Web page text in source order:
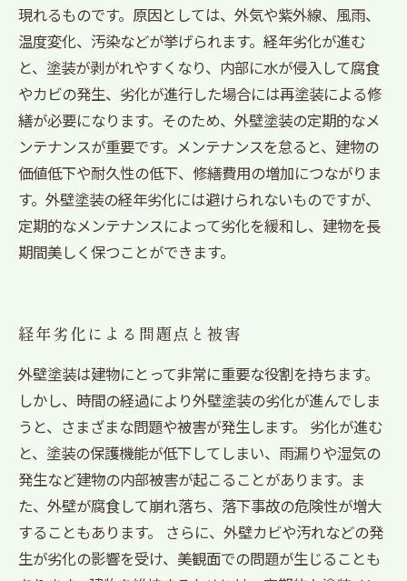
現れるものです。原因としては、外気や紫外線、風雨、
温度変化、汚染などが挙げられます。経年劣化が進む
と、塗装が剥がれやすくなり、内部に水が侵入して腐食
やカビの発生、劣化が進行した場合には再塗装による修
繕が必要になります。そのため、外壁塗装の定期的なメ
ンテナンスが重要です。メンテナンスを怠ると、建物の
価値低下や耐久性の低下、修繕費用の増加につながりま
す。外壁塗装の経年劣化には避けられないものですが、
定期的なメンテナンスによって劣化を緩和し、建物を長
期間美しく保つことができます。
経年劣化による問題点と被害
外壁塗装は建物にとって非常に重要な役割を持ちます。
しかし、時間の経過により外壁塗装の劣化が進んでしま
うと、さまざまな問題や被害が発生します。 劣化が進む
と、塗装の保護機能が低下してしまい、雨漏りや湿気の
発生など建物の内部被害が起こることがあります。ま
た、外壁が腐食して崩れ落ち、落下事故の危険性が増大
することもあります。 さらに、外壁カビや汚れなどの発
生が劣化の影響を受け、美観面での問題が生じることも